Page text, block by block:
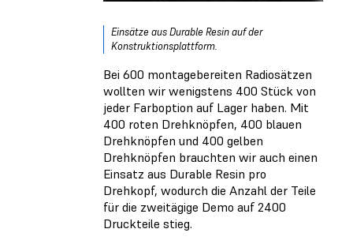
Einsätze aus Durable Resin auf der
Konstruktionsplattform.
Bei 600 montagebereiten Radiosätzen
wollten wir wenigstens 400 Stück von
jeder Farboption auf Lager haben. Mit
400 roten Drehknöpfen, 400 blauen
Drehknöpfen und 400 gelben
Drehknöpfen brauchten wir auch einen
Einsatz aus Durable Resin pro
Drehkopf, wodurch die Anzahl der Teile
für die zweitägige Demo auf 2400
Druckteile stieg.